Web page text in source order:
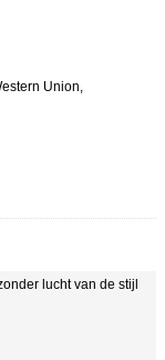
Union,
lucht van de stijl